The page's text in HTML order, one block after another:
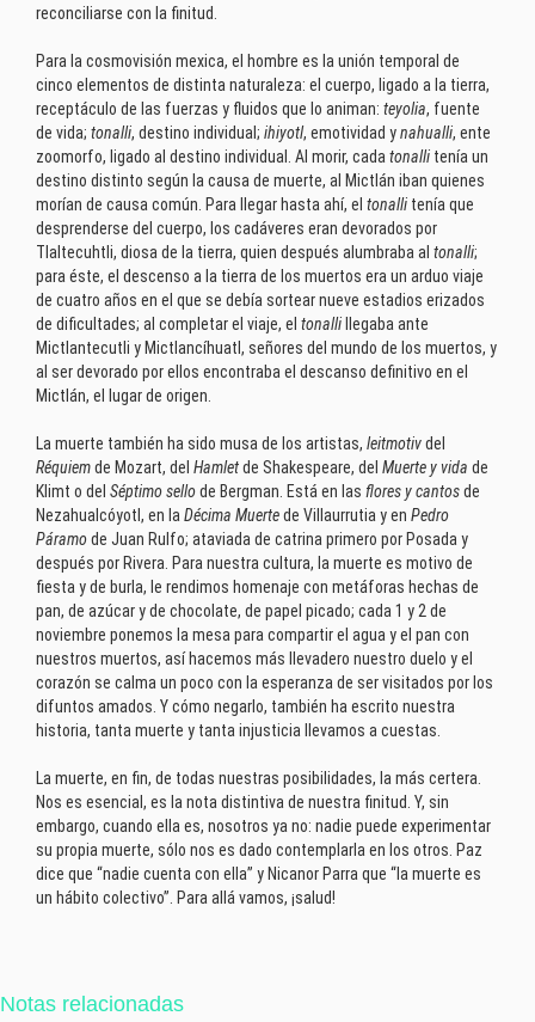
reconciliarse con la finitud.
Para la cosmovisión mexica, el hombre es la unión temporal de
cinco elementos de distinta naturaleza: el cuerpo, ligado a la tierra,
receptáculo de las fuerzas y fluidos que lo animan: teyolia, fuente
de vida; tonalli, destino individual; ihiyotl, emotividad ynahualli, ente
zoomorfo, ligado al destino individual. Al morir, cada tonalli tenía un
destino distinto según la causa de muerte, al Mictlán iban quienes
morían de causa común. Para llegar hasta ahí, el tonalli tenía que
desprenderse del cuerpo, los cadáveres eran devorados por
Tlaltecuhtli, diosa de la tierra, quien después alumbraba al tonalli;
para éste, el descenso a la tierra de los muertos era un arduo viaje
de cuatro años en el que se debía sortear nueve estadios erizados
de dificultades; al completar el viaje, el tonalli llegaba ante
Mictlantecutli y Mictlancíhuatl, señores del mundo de los muertos, y
al ser devorado por ellos encontraba el descanso definitivo en el
Mictlán, el lugar de origen.
La muerte también ha sido musa de los artistas, leitmotivdel
Réquiemde Mozart, del Hamletde Shakespeare, del Muerte y vida de
Klimt o del Séptimo sellode Bergman. Está en las flores y cantosde
Nezahualcóyotl, en la Décima Muertede Villaurrutia y en Pedro
Páramode Juan Rulfo; ataviada de catrina primero por Posada y
después por Rivera. Para nuestra cultura, la muerte es motivo de
fiesta y de burla, le rendimos homenaje con metáforas hechas de
pan, de azúcar y de chocolate, de papel picado; cada 1 y 2 de
noviembre ponemos la mesa para compartir el agua y el pan con
nuestros muertos, así hacemos más llevadero nuestro duelo y el
corazón se calma un poco con la esperanza de ser visitados por los
difuntos amados. Y cómo negarlo, también ha escrito nuestra
historia, tanta muerte y tanta injusticia llevamos a cuestas.
La muerte, en fin, de todas nuestras posibilidades, la más certera.
Nos es esencial, es la nota distintiva de nuestra finitud. Y, sin
embargo, cuando ella es, nosotros ya no: nadie puede experimentar
su propia muerte, sólo nos es dado contemplarla en los otros. Paz
dice que “nadie cuenta con ella” y Nicanor Parra que “la muerte es
un hábito colectivo”. Para allá vamos, ¡salud!
Notas relacionadas